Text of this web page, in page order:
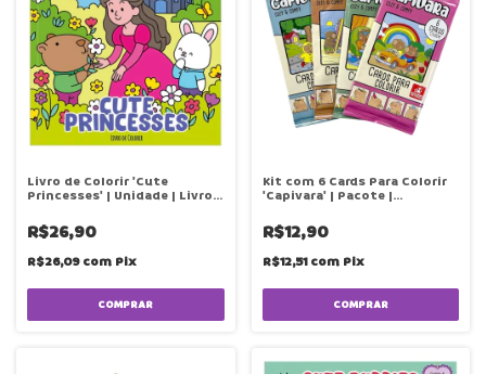
Livro de Colorir 'Cute
Princesses' | Unidade | Livros
R$26,90
R$26,09com Pix
Kit com 6 Cards Para Colorir
'Capivara' | Pacote |
R$12,90
R$12,51com Pix
COMPRAR